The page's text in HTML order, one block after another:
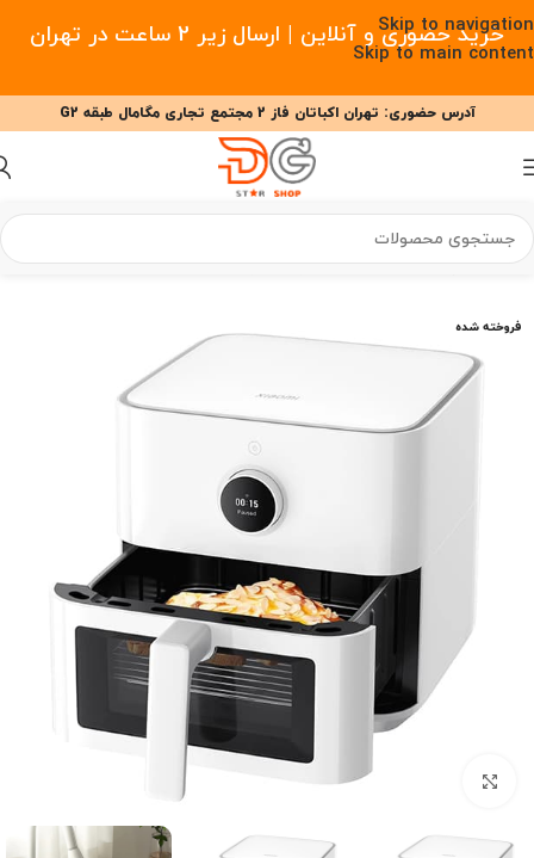
Skip to navigation
Skip to main content
خرید حضوری و آنلاین | ارسال زیر 2 ساعت در تهران
09377477910 - 09127708341 علیزاده
آدرس حضوری: تهران اکباتان فاز 2 مجتمع تجاری مگامال طبقه G2
خانه/آشپزخانه هوشمند/هواپز/هواپز شیائومی
فروخته شده
برای بزرگنمایی کلیک کنید